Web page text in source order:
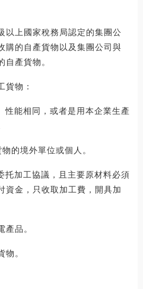
以上國家稅務局認定的集團公
購的自產貨物以及集團公司與
自產貨物。
貨物：
性能相同，或者是用本企業生產
的境外單位或個人。
托加工協議，且主要原材料必須
資金，只收取加工費，開具加
產品。
物。